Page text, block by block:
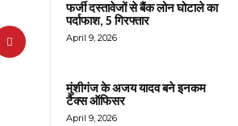
फर्जी दस्तावेजों से बैंक लोन घोटाले का
पर्दाफाश, 5 गिरफ्तार
April 9, 2026
मुंशीगंज के अजय यादव बने इनकम
टैक्स ऑफिसर
April 9, 2026